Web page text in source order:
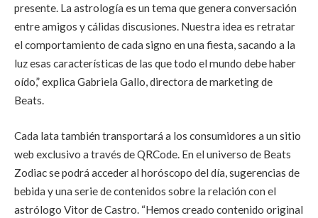
presente. La astrología es un tema que genera conversación
entre amigos y cálidas discusiones. Nuestra idea es retratar
el comportamiento de cada signo en una fiesta, sacando a la
luz esas características de las que todo el mundo debe haber
oído,” explica Gabriela Gallo, directora de marketing de
Beats.
Cada lata también transportará a los consumidores a un sitio
web exclusivo a través de QRCode. En el universo de Beats
Zodiac se podrá acceder al horóscopo del día, sugerencias de
bebida y una serie de contenidos sobre la relación con el
astrólogo Vitor de Castro. “Hemos creado contenido original